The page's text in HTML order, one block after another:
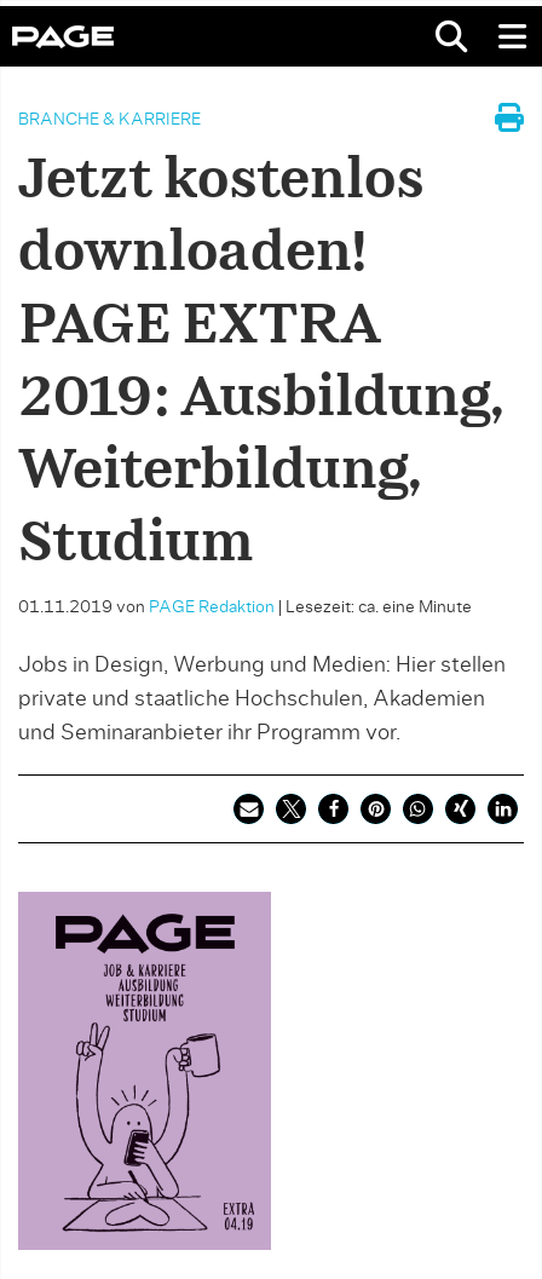
BRANCHE & KARRIERE
Jetzt kostenlos
downloaden!
PAGE EXTRA
2019: Ausbildung,
Weiterbildung,
Studium
01.11.2019 von PAGE Redaktion Lesezeit: ca. eine Minute
Jobs in Design, Werbung und Medien: Hier stellen
private und staatliche Hochschulen, Akademien
und Seminaranbieter ihr Programm vor.